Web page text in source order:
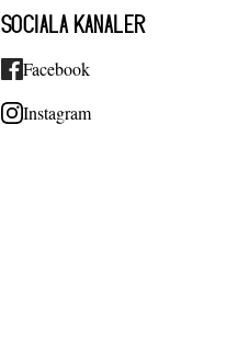
SOCIALA KANALER
Facebook
Instagram